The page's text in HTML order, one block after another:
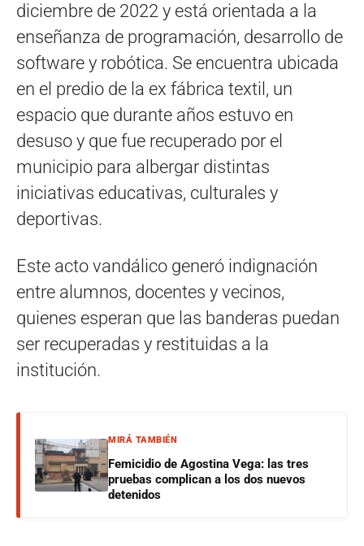
diciembre de 2022 y está orientada a la
enseñanza de programación, desarrollo de
software y robótica. Se encuentra ubicada
en el predio de la ex fábrica textil, un
espacio que durante años estuvo en
desuso y que fue recuperado por el
municipio para albergar distintas
iniciativas educativas, culturales y
deportivas.
Este acto vandálico generó indignación
entre alumnos, docentes y vecinos,
quienes esperan que las banderas puedan
ser recuperadas y restituidas a la
institución.
MIRÁ TAMBIÉN
Femicidio de Agostina Vega: las tres
pruebas complican a los dos nuevos
detenidos